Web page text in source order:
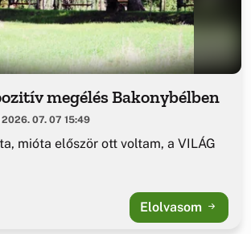
megélés Bakonybélben
2026. 07. 07 15:49
mióta először ott voltam, a VILÁG
Elolvasom